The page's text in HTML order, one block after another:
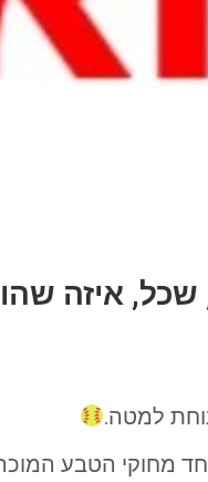
איזה
למטה.
הטבע